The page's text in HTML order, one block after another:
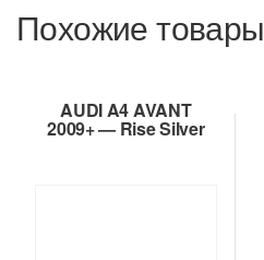
Похожие товары
AUDI A4 AVANT
2009+ — Rise Silver